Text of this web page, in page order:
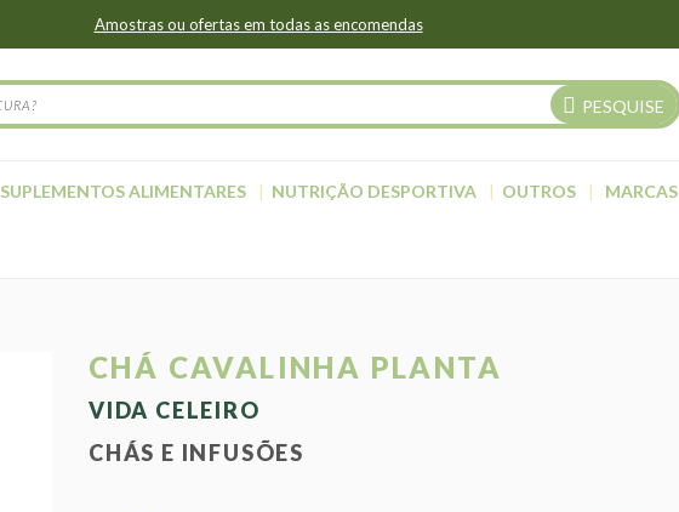
Amostras ou ofertas em todas as encomendas
PESQUISE
SUPLEMENTOS ALIMENTARES NUTRIÇÃO DESPORTIVA OUTROS MARCAS
CHÁ CAVALINHA PLANTA
VIDA CELEIRO
CHÁS E INFUSÕES